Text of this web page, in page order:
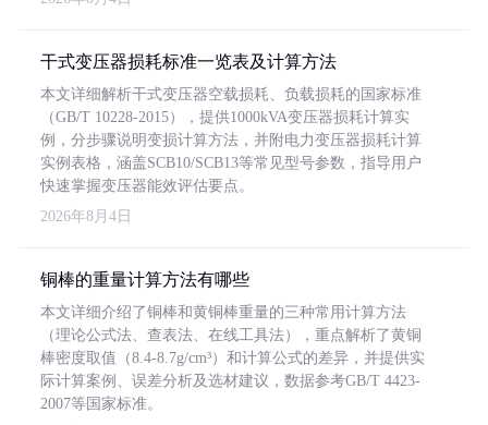
干式变压器损耗标准一览表及计算方法
本文详细解析干式变压器空载损耗、负载损耗的国家标准
（GB/T 10228-2015），提供1000kVA变压器损耗计算实
例，分步骤说明变损计算方法，并附电力变压器损耗计算
实例表格，涵盖SCB10/SCB13等常见型号参数，指导用户
快速掌握变压器能效评估要点。
2026年8月4日
铜棒的重量计算方法有哪些
本文详细介绍了铜棒和黄铜棒重量的三种常用计算方法
（理论公式法、查表法、在线工具法），重点解析了黄铜
棒密度取值（8.4-8.7g/cm³）和计算公式的差异，并提供实
际计算案例、误差分析及选材建议，数据参考GB/T 4423-
2007等国家标准。